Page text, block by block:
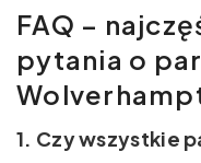
FAQ –
pytania o
1. Czy wszystkie